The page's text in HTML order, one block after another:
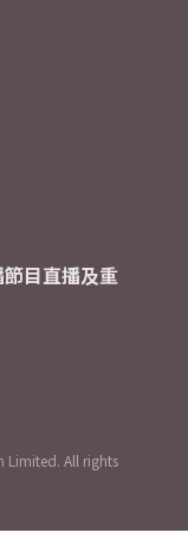
目直播及重
All rights